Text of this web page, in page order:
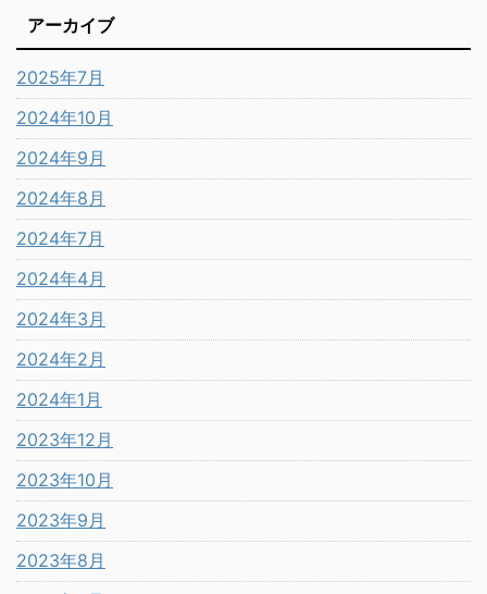
アーカイブ
2025年7月
2024年10月
2024年9月
2024年8月
2024年7月
2024年4月
2024年3月
2024年2月
2024年1月
2023年12月
2023年10月
2023年9月
2023年8月